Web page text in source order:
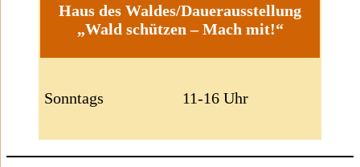
Haus des Waldes/Dauerausstellung
„Wald schützen – Mach mit!“
Sonntags 11-16 Uhr